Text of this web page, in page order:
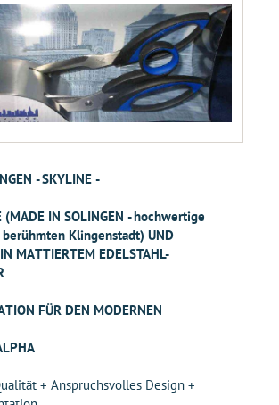
- SKYLINE -
(MADE IN SOLINGEN - hochwertige
berühmten Klingenstadt) UND
MATTIERTEM EDELSTAHL-
FÜR DEN MODERNEN
+ Anspruchsvolles Design +